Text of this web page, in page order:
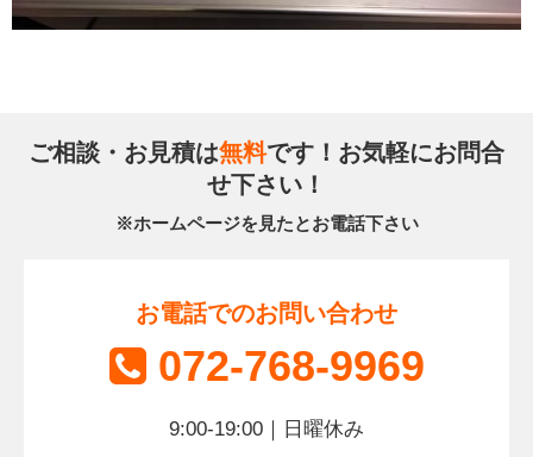
ご相談・お見積は無料です！お気軽にお問合
せ下さい！
※ホームページを見たとお電話下さい
お電話でのお問い合わせ
072-768-9969
9:00-19:00｜日曜休み